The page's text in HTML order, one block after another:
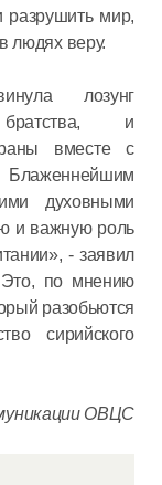
мир,
людях веру.
лозунг
братства, и
вместе с
духовными
и важную роль
- заявил
по мнению
разобьются
сирийского
ОВЦС